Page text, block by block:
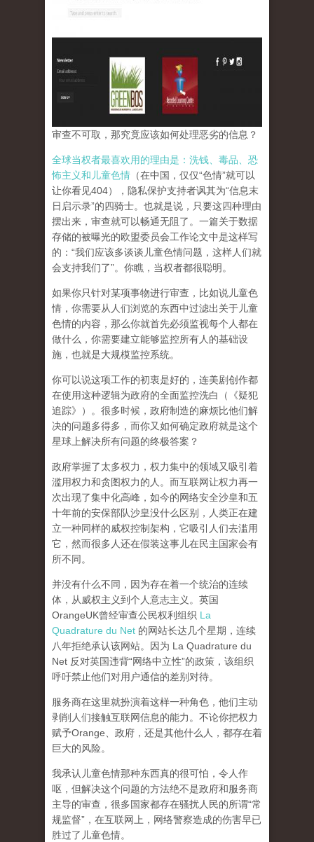
审查不可取，那究竟应该如何处理恶劣的信息？
全球当权者最喜欢用的理由是：洗钱、毒品、恐
怖主义和儿童色情 （在中国，仅仅“色情”就可以
让你看见404），隐私保护支持者讽其为“信息末
日启示录”的四骑士。也就是说，只要这四种理由
摆出来，审查就可以畅通无阻了。一篇关于数据
存储的被曝光的欧盟委员会工作论文中是这样写
的：“我们应该多谈谈儿童色情问题，这样人们就
会支持我们了”。你瞧，当权者都很聪明。
如果你只针对某项事物进行审查，比如说儿童色
情，你需要从人们浏览的东西中过滤出关于儿童
色情的内容，那么你就首先必须监视每个人都在
做什么，你需要建立能够监控所有人的基础设
施，也就是大规模监控系统。
你可以说这项工作的初衷是好的，连美剧创作都
在使用这种逻辑为政府的全面监控洗白（《疑犯
追踪》）。 很多时候，政府制造的麻烦比他们解
决的问题多得多，而你又如何确定政府就是这个
星球上解决所有问题的终极答案？
政府掌握了太多权力，权力集中的领域又吸引着
滥用权力和贪图权力的人。而互联网让权力再一
次出现了集中化高峰， 如今的网络安全沙皇和五
十年前的安保部队沙皇没什么区别，人类正在建
立一种同样的威权控制架构，它吸引人们去滥用
它，然而很多人还在假装这事儿在民主国家会有
所不同。
并没有什么不同，因为存在着一个统治的连续
体，从威权主义到个人意志主义。英国
OrangeUK曾经审查公民权利组织 La
Quadrature du Net 的网站长达几个星期，连续
八年拒绝承认该网站。因为 La Quadrature du
Net 反对英国违背“网络中立性”的政策，该组织
呼吁禁止他们对用户通信的差别对待。
服务商在这里就扮演着这样一种角色，他们主动
剥削人们接触互联网信息的能力。不论你把权力
赋予Orange、政府，还是其他什么人，都存在着
巨大的风险。
我承认儿童色情那种东西真的很可怕，令人作
呕，但解决这个问题的方法绝不是政府和服务商
主导的审查，很多国家都存在骚扰人民的所谓“常
规监督”，在互联网上，网络警察造成的伤害早已
胜过了儿童色情。